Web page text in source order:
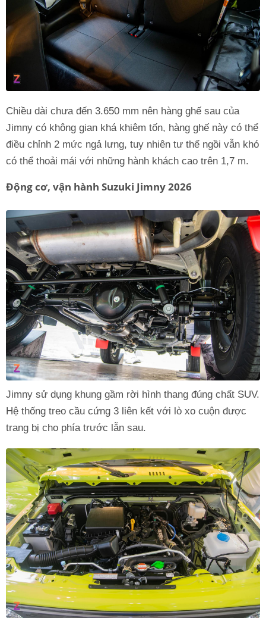
Chiều dài chưa đến 3.650 mm nên hàng ghế sau của
Jimny có không gian khá khiêm tốn, hàng ghế này có thể
điều chỉnh 2 mức ngả lưng, tuy nhiên tư thế ngồi vẫn khó
có thể thoải mái với những hành khách cao trên 1,7 m.
Động cơ, vận hành Suzuki Jimny 2026
Jimny sử dụng khung gầm rời hình thang đúng chất SUV.
Hệ thống treo cầu cứng 3 liên kết với lò xo cuộn được
trang bị cho phía trước lẫn sau.